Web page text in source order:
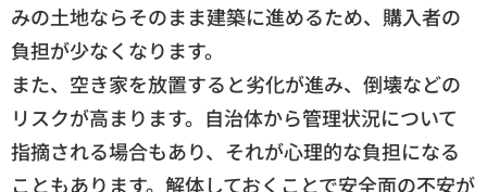
みの土地ならそのまま建築に進めるため、購入者の
負担が少なくなります。
また、空き家を放置すると劣化が進み、倒壊などの
リスクが高まります。自治体から管理状況について
指摘される場合もあり、それが心理的な負担になる
こともあります。解体しておくことで安全面の不安が